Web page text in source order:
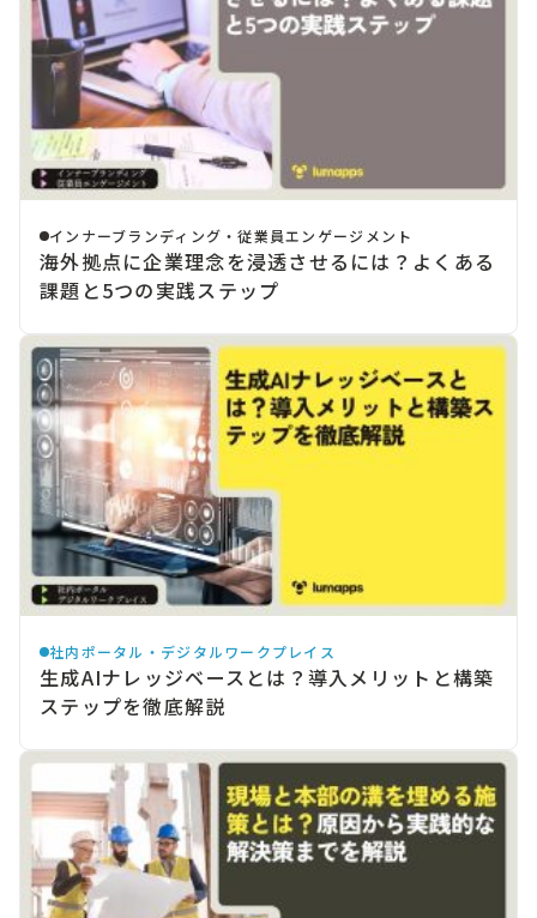
海外拠点に企業理念を浸透させるには？よくある
課題と5つの実践ステップ
インナーブランディング・従業員エンゲージメント
生成AIナレッジベースとは？導入メリットと構築
ステップを徹底解説
社内ポータル・デジタルワークプレイス